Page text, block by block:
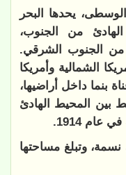
يحدها البحر
من الجنوب،
من الجنوب الشرقي.
الشمالية وأمريكا
بنما داخل أراضيها،
بين المحيط الهادئ
عام 1914.
بنما نحو 4.5 مليون نسمة، وتبلغ مساحتها